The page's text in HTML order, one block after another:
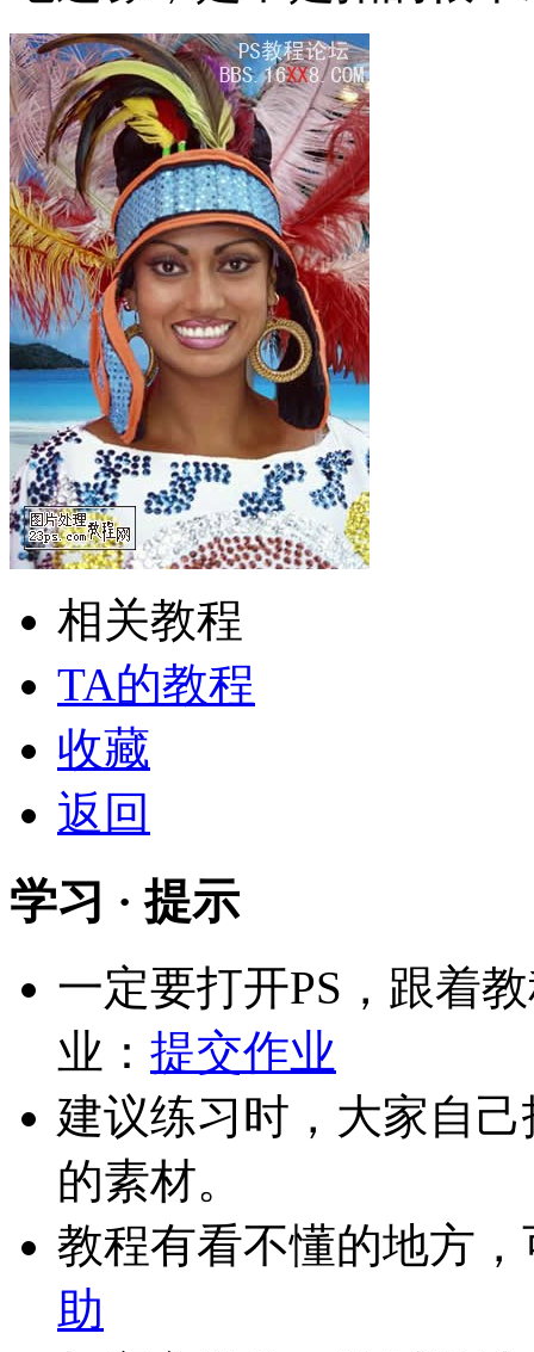
相关教程
TA的教程
收藏
返回
学习 · 提示
一定要打开PS，跟着
业： 提交作业
建议练习时，大家自
的素材。
教程有看不懂的地方
助